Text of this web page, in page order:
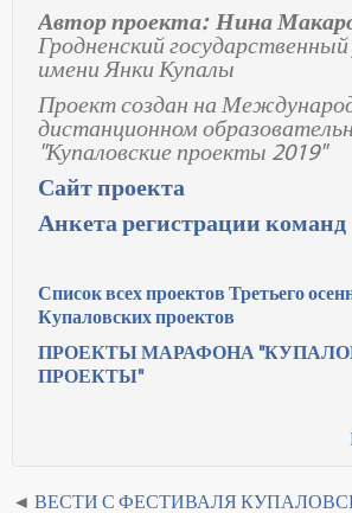
Автор проекта: Нина
Гродненский
имени Янки Купалы
Проект создан на
дистанционном
"Купаловские проекты 2019"
Сайт проекта
Анкета регистрации команд
Список всех проектов Третьего
Купаловских проектов
ПРОЕКТЫ МАРАФОНА
ПРОЕКТЫ"
ВЕСТИ С ФЕСТИВАЛЯ